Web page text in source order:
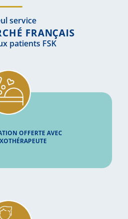
service
FRANÇAIS
patients FSK
OFFERTE AVEC